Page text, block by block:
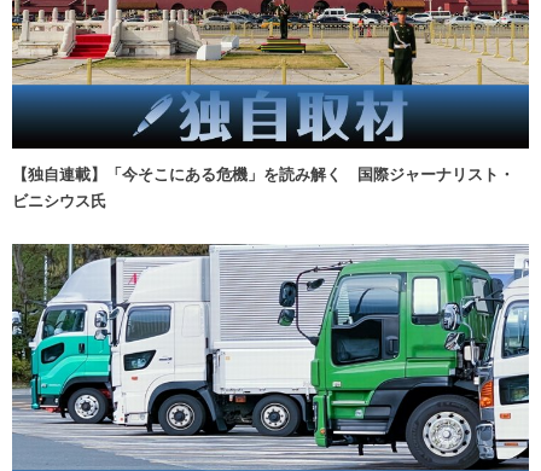
【独自連載】「今そこにある危機」を読み解く 国際ジャーナリスト・
ビニシウス氏